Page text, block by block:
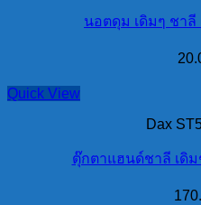
นอตดุม เดิมๆ ชาลี
Quick View
Dax
ตุ๊กตาแฮนด์ชาลี เดิ